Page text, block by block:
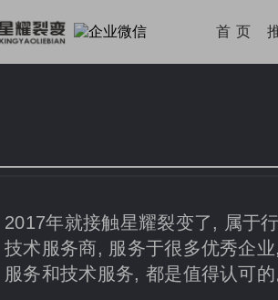
首 页
2017年就接触星耀裂变了, 属于行
技术服务商, 服务于很多优秀企业
服务和技术服务, 都是值得认可的